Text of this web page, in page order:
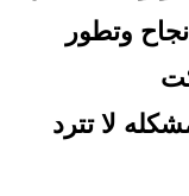
وتطور
لا تترد